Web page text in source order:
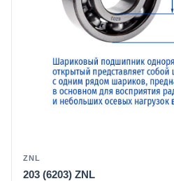
ZNL
203 (6203) ZNL